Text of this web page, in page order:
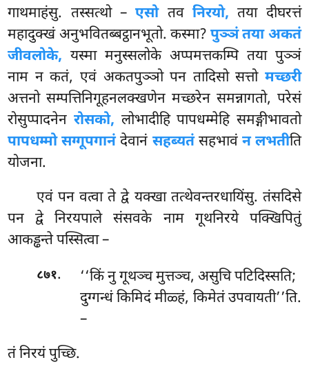
गाथमाहंसु. तस्सत्थो –एसोतवनिरयो, तया दीघरत्तं
महादुक्खं अनुभवितब्बट्ठानभूतो. कस्मा?पुञ्ञं तया अकतं
जीवलोके, यस्मा मनुस्सलोके अप्पमत्तकम्पि तया पुञ्ञं
नाम न कतं, एवं अकतपुञ्ञो पन तादिसो सत्तो मच्छरी
अत्तनो सम्पत्तिनिगूहनलक्खणेन मच्छरेन समन्नागतो, परेसं
रोसुप्पादनेन रोसको, लोभादीहि पापधम्मेहि समङ्गीभावतो
पापधम्मो सग्गूपगानंदेवानं सहब्यतंसहभावं न लभतीति
योजना.
एवं पन वत्वा ते द्वे यक्खा तत्थेवन्तरधायिंसु. तंसदिसे
पन द्वे निरयपाले संसवके नाम गूथनिरये पक्खिपितुं
आकड्ढन्ते पस्सित्वा –
८७१. ‘‘किंनु गूथञ्च मुत्तञ्च, असुचि पटिदिस्सति;
दुग्गन्धं किमिदं मीळ्हं, किमेतं उपवायती’’ति.
–
तंनिरयं पुच्छि.